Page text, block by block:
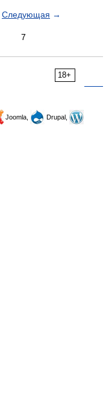
Следующая →
7
18+
Joomla,
Drupal,